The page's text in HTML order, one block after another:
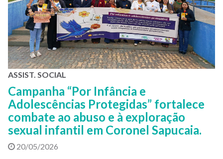
ASSIST. SOCIAL
Campanha “Por Infância e
Adolescências Protegidas” fortalece
combate ao abuso e à exploração
sexual infantil em Coronel Sapucaia.
20/05/2026